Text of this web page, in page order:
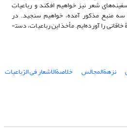
شعر نیز خواهیم افکند و رباعیاتِ
سه منبع مذکور آمده، خواهیم سنجید. در
نویافتۀ خاقانی را آورده‌ایم. مأخذ این رباعیات، دست­
نزهةالمجالس خلاصةالاشعار فی الرّباعیات